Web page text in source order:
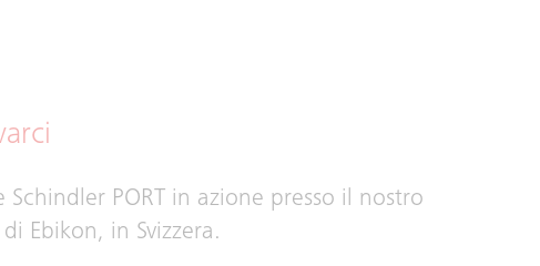
Schindler PORT in azione presso il nostro
Ebikon, in Svizzera.